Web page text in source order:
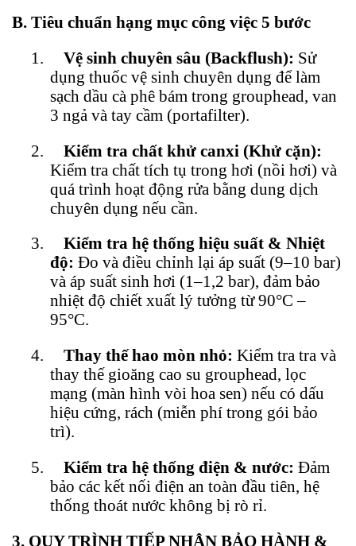
B. Tiêu chuẩn hạng mục công việc 5 bước
1.
Vệ sinh chuyên sâu (Backflush): Sử
dụng thuốc vệ sinh chuyên dụng để làm
sạch dầu cà phê bám trong grouphead, van
3 ngả và tay cầm (portafilter).
2.
Kiểm tra chất khử canxi (Khử cặn):
Kiểm tra chất tích tụ trong hơi (nồi hơi) và
quá trình hoạt động rửa bằng dung dịch
chuyên dụng nếu cần.
3.
Kiểm tra hệ thống hiệu suất & Nhiệt
độ: Đo và điều chỉnh lại áp suất (9–10 bar)
và áp suất sinh hơi (1–1,2 bar), đảm bảo
nhiệt độ chiết xuất lý tưởng từ 90°C –
95°C.
4.
Thay thế hao mòn nhỏ: Kiểm tra tra và
thay thế gioăng cao su grouphead, lọc
mạng (màn hình vòi hoa sen) nếu có dấu
hiệu cứng, rách (miễn phí trong gói bảo
trì).
5.
Kiểm tra hệ thống điện & nước: Đảm
bảo các kết nối điện an toàn đầu tiên, hệ
thống thoát nước không bị rò rỉ.
3. QUY TRÌNH TIẾP NHẬN BẢO HÀNH &